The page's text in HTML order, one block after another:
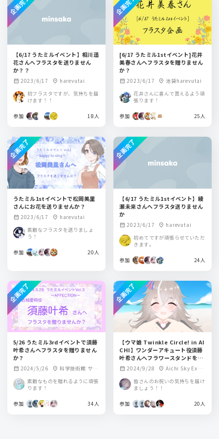
【6/17 うたミルイベント】相川遥
花さんへフラスタを送りません
か？？
calendar_month 2023/6/17 location_on harevutai
初フラスタですが、気持ちを届
けます！！
参加 18人
企画完了
[6/17 うたミル1stイベント]花井
美春さんへフラスタを贈りません
か？
calendar_month 2023/6/17 location_on 池袋harevutai
花井さんに喜んで貰えるよう頑
張ります！
参加 25人
企画完了
うたミル1stイベントで松岡美里
さんにお花を送りませんか？
calendar_month 2023/6/17 location_on harevutai
素敵なフラスタを送りましょ
う！
参加 20人
企画完了
【6/17 うたミル1stイベント】綾
瀬未来さんへフラスタ送りません
か
calendar_month 2023/6/17 location_on harevutai
初めてですが頑張らせていただ
きます。
参加 24人
企画完了
5/26 うたミル3rdイベントで須藤
叶希さんへフラスタを贈りません
か？
calendar_month 2024/5/26 location_on 科学技術館 サイ
素敵なものを贈れるように頑張
ります！
参加 34人
企画完了
【ウマ娘 Twinkle Circle! in AI
CHI】ワンダーアキュート役須藤
叶希さんへフラワースタンドを贈
りませんか？
calendar_month 2024/9/28 location_on Aichi Sky Expo
皆さんのお祝いの気持ちを届け
ましょう！！
参加 20人
企画完了